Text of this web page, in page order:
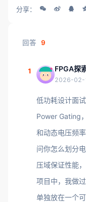
分享：
回答 9
1 FPGA探
2026-02-
低功耗设计面
Power Gating
和动态电压频
问你怎么划分
压域保证性能
项目中，我做
单独放在一个